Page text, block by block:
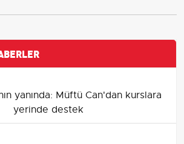
yanında: Müftü Can'dan kurslara
yerinde destek